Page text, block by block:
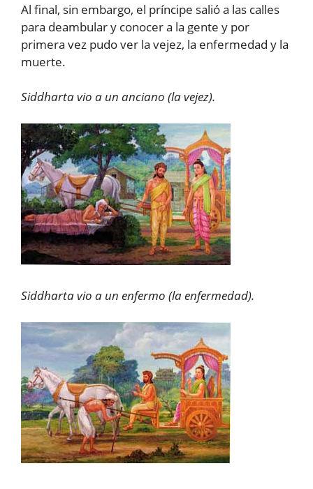
Al final, sin embargo, el príncipe salió a las calles
para deambular y conocer a la gente y por
primera vez pudo ver la vejez, la enfermedad y la
muerte.
Siddharta vio a un anciano (la vejez).
Siddharta vio a un enfermo (la enfermedad).